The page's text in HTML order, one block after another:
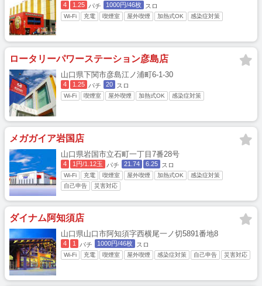
4 1.25 パチ 1000円/46枚 スロ
Wi-Fi 充電 喫煙室 屋外喫煙 加熱式OK 感染症対策
ロータリーパワーステーション彦島店
山口県下関市彦島江ノ浦町6-1-30
4 1.25 パチ 20 スロ
Wi-Fi 喫煙室 屋外喫煙 加熱式OK 感染症対策
メガガイア岩国店
山口県岩国市立石町一丁目7番28号
4 1円/1.12玉 パチ 21.74 6.25 スロ
Wi-Fi 充電 喫煙室 屋外喫煙 加熱式OK
感染症対策
自己申告
災害対応
ダイナム阿知須店
山口県山口市阿知須字西横尾一ノ切5891番地8
4 1 パチ 1000円/46枚 スロ
Wi-Fi 充電 喫煙室 屋外喫煙 感染症対策 自己申告 災害対応